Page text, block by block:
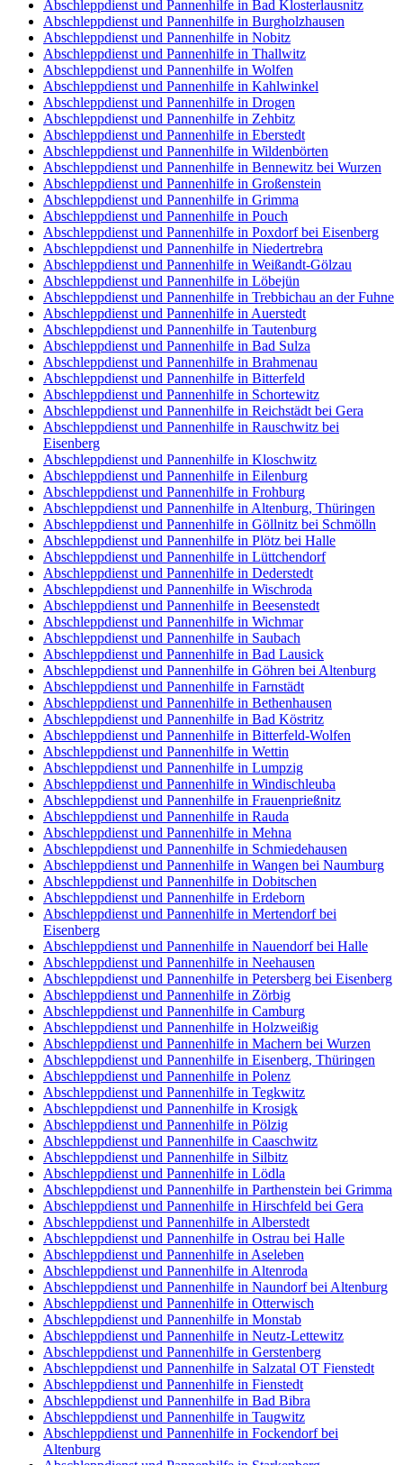
Abschleppdienst und Pannenhilfe in Bad Klosterlausnitz
Abschleppdienst und Pannenhilfe in Burgholzhausen
Abschleppdienst und Pannenhilfe in Nobitz
Abschleppdienst und Pannenhilfe in Thallwitz
Abschleppdienst und Pannenhilfe in Wolfen
Abschleppdienst und Pannenhilfe in Kahlwinkel
Abschleppdienst und Pannenhilfe in Drogen
Abschleppdienst und Pannenhilfe in Zehbitz
Abschleppdienst und Pannenhilfe in Eberstedt
Abschleppdienst und Pannenhilfe in Wildenbörten
Abschleppdienst und Pannenhilfe in Bennewitz bei Wurzen
Abschleppdienst und Pannenhilfe in Großenstein
Abschleppdienst und Pannenhilfe in Grimma
Abschleppdienst und Pannenhilfe in Pouch
Abschleppdienst und Pannenhilfe in Poxdorf bei Eisenberg
Abschleppdienst und Pannenhilfe in Niedertrebra
Abschleppdienst und Pannenhilfe in Weißandt-Gölzau
Abschleppdienst und Pannenhilfe in Löbejün
Abschleppdienst und Pannenhilfe in Trebbichau an der Fuhne
Abschleppdienst und Pannenhilfe in Auerstedt
Abschleppdienst und Pannenhilfe in Tautenburg
Abschleppdienst und Pannenhilfe in Bad Sulza
Abschleppdienst und Pannenhilfe in Brahmenau
Abschleppdienst und Pannenhilfe in Bitterfeld
Abschleppdienst und Pannenhilfe in Schortewitz
Abschleppdienst und Pannenhilfe in Reichstädt bei Gera
Abschleppdienst und Pannenhilfe in Rauschwitz bei
Eisenberg
Abschleppdienst und Pannenhilfe in Kloschwitz
Abschleppdienst und Pannenhilfe in Eilenburg
Abschleppdienst und Pannenhilfe in Frohburg
Abschleppdienst und Pannenhilfe in Altenburg, Thüringen
Abschleppdienst und Pannenhilfe in Göllnitz bei Schmölln
Abschleppdienst und Pannenhilfe in Plötz bei Halle
Abschleppdienst und Pannenhilfe in Lüttchendorf
Abschleppdienst und Pannenhilfe in Dederstedt
Abschleppdienst und Pannenhilfe in Wischroda
Abschleppdienst und Pannenhilfe in Beesenstedt
Abschleppdienst und Pannenhilfe in Wichmar
Abschleppdienst und Pannenhilfe in Saubach
Abschleppdienst und Pannenhilfe in Bad Lausick
Abschleppdienst und Pannenhilfe in Göhren bei Altenburg
Abschleppdienst und Pannenhilfe in Farnstädt
Abschleppdienst und Pannenhilfe in Bethenhausen
Abschleppdienst und Pannenhilfe in Bad Köstritz
Abschleppdienst und Pannenhilfe in Bitterfeld-Wolfen
Abschleppdienst und Pannenhilfe in Wettin
Abschleppdienst und Pannenhilfe in Lumpzig
Abschleppdienst und Pannenhilfe in Windischleuba
Abschleppdienst und Pannenhilfe in Frauenprießnitz
Abschleppdienst und Pannenhilfe in Rauda
Abschleppdienst und Pannenhilfe in Mehna
Abschleppdienst und Pannenhilfe in Schmiedehausen
Abschleppdienst und Pannenhilfe in Wangen bei Naumburg
Abschleppdienst und Pannenhilfe in Dobitschen
Abschleppdienst und Pannenhilfe in Erdeborn
Abschleppdienst und Pannenhilfe in Mertendorf bei
Eisenberg
Abschleppdienst und Pannenhilfe in Nauendorf bei Halle
Abschleppdienst und Pannenhilfe in Neehausen
Abschleppdienst und Pannenhilfe in Petersberg bei Eisenberg
Abschleppdienst und Pannenhilfe in Zörbig
Abschleppdienst und Pannenhilfe in Camburg
Abschleppdienst und Pannenhilfe in Holzweißig
Abschleppdienst und Pannenhilfe in Machern bei Wurzen
Abschleppdienst und Pannenhilfe in Eisenberg, Thüringen
Abschleppdienst und Pannenhilfe in Polenz
Abschleppdienst und Pannenhilfe in Tegkwitz
Abschleppdienst und Pannenhilfe in Krosigk
Abschleppdienst und Pannenhilfe in Pölzig
Abschleppdienst und Pannenhilfe in Caaschwitz
Abschleppdienst und Pannenhilfe in Silbitz
Abschleppdienst und Pannenhilfe in Lödla
Abschleppdienst und Pannenhilfe in Parthenstein bei Grimma
Abschleppdienst und Pannenhilfe in Hirschfeld bei Gera
Abschleppdienst und Pannenhilfe in Alberstedt
Abschleppdienst und Pannenhilfe in Ostrau bei Halle
Abschleppdienst und Pannenhilfe in Aseleben
Abschleppdienst und Pannenhilfe in Altenroda
Abschleppdienst und Pannenhilfe in Naundorf bei Altenburg
Abschleppdienst und Pannenhilfe in Otterwisch
Abschleppdienst und Pannenhilfe in Monstab
Abschleppdienst und Pannenhilfe in Neutz-Lettewitz
Abschleppdienst und Pannenhilfe in Gerstenberg
Abschleppdienst und Pannenhilfe in Salzatal OT Fienstedt
Abschleppdienst und Pannenhilfe in Fienstedt
Abschleppdienst und Pannenhilfe in Bad Bibra
Abschleppdienst und Pannenhilfe in Taugwitz
Abschleppdienst und Pannenhilfe in Fockendorf bei
Altenburg